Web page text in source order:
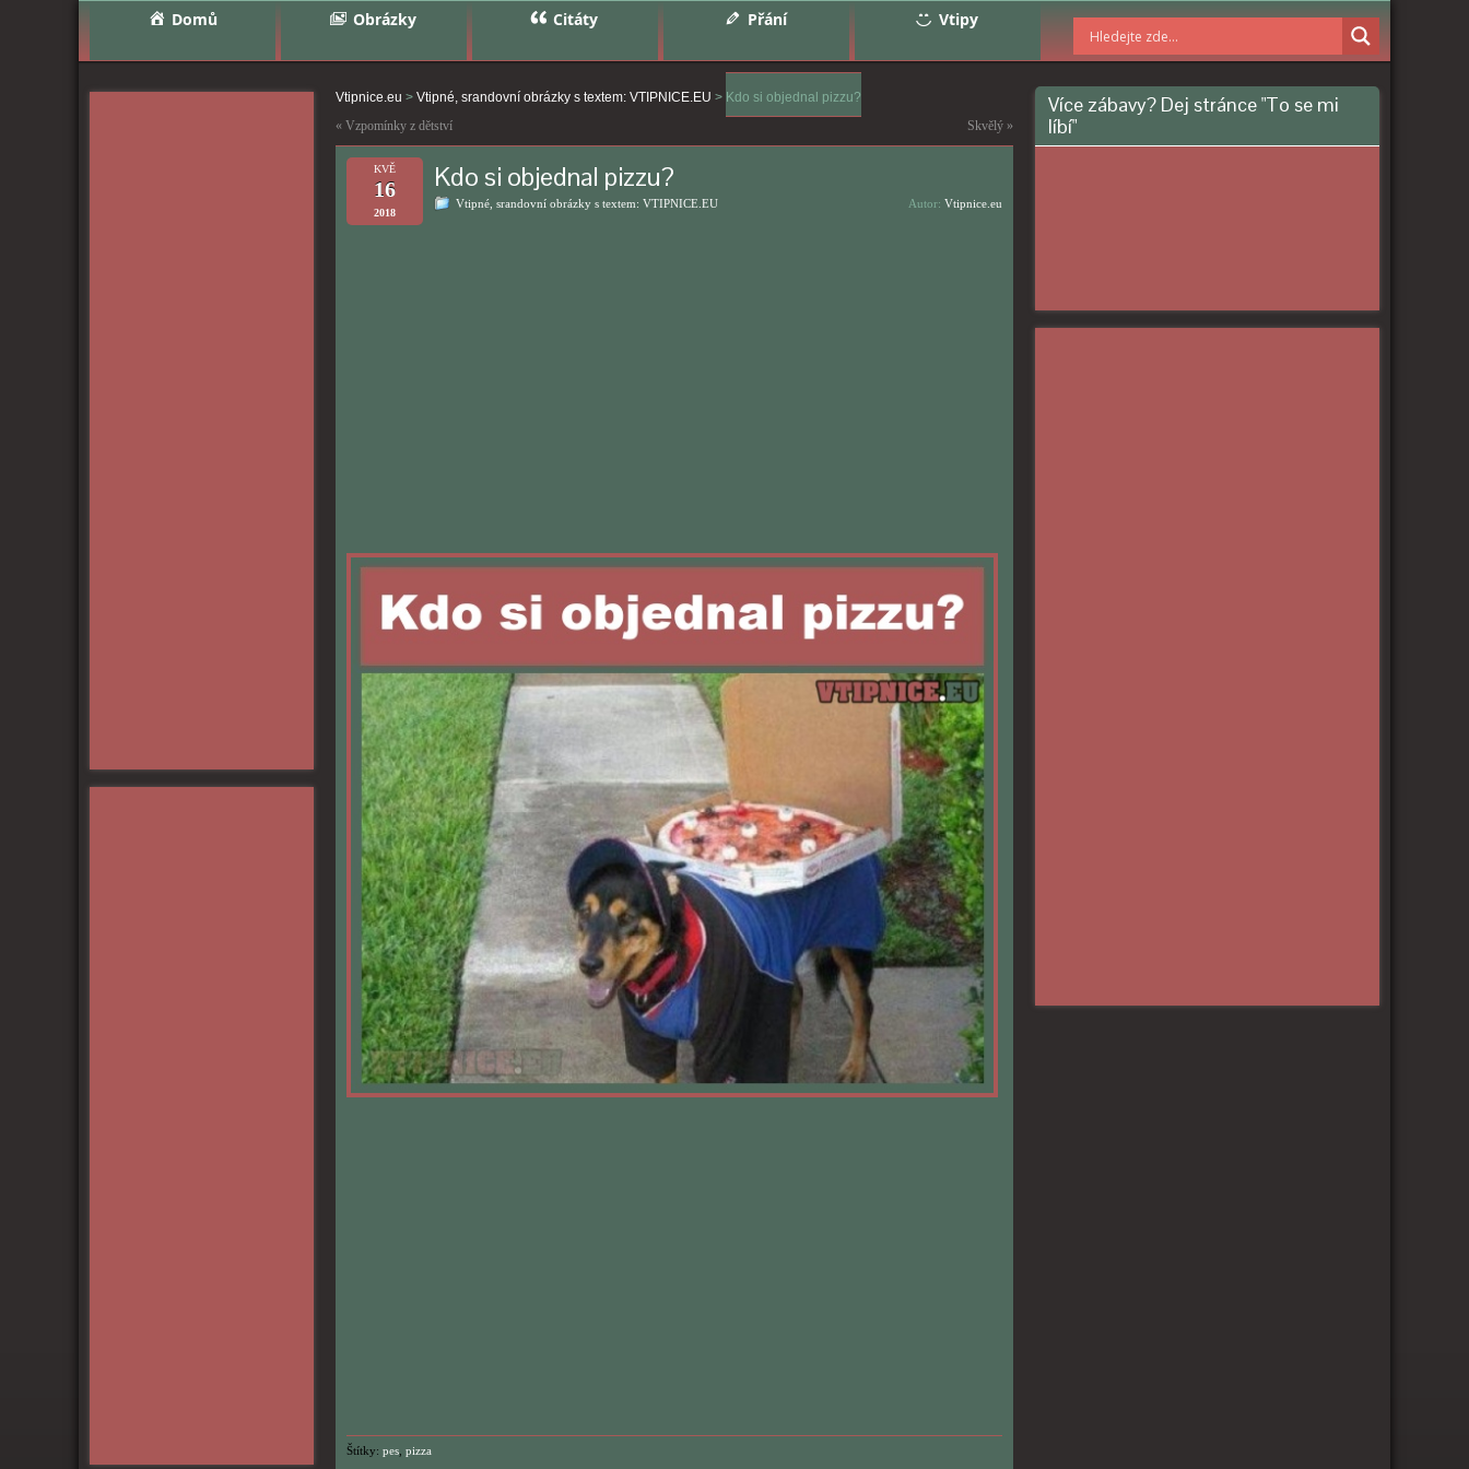
Domů Obrázky Citáty Přání Vtipy
Vtipnice.eu > Vtipné, srandovní obrázky s textem: VTIPNICE.EU > Kdo si objednal pizzu?
« Vzpomínky z dětství Skvělý »
KVĚ
16
2018
Kdo si objednal pizzu?
Vtipné, srandovní obrázky s textem: VTIPNICE.EU Autor: Vtipnice.eu
Štítky: pes pizza
Více zábavy? Dej stránce "To se mi
líbí"